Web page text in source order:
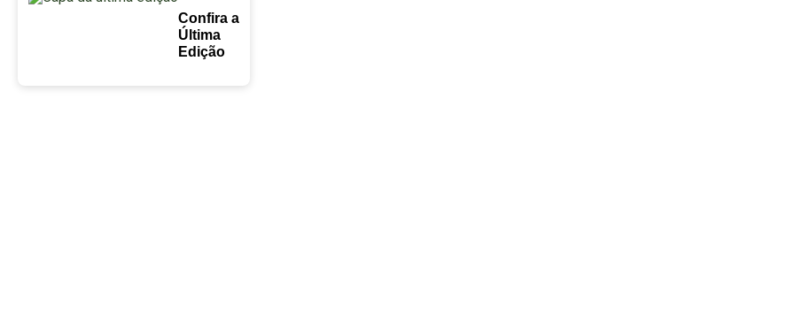
Confira a
Última
Edição